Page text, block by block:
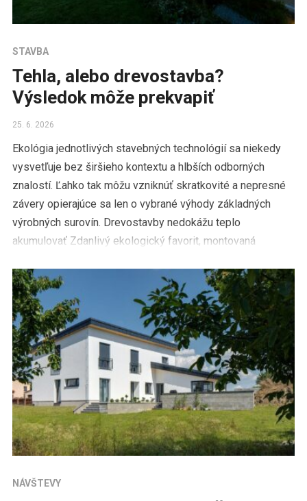
STAVBA
Tehla, alebo drevostavba?
Výsledok môže prekvapiť
25. 6. 2026
Ekológia jednotlivých stavebných technológií sa niekedy
vysvetľuje bez širšieho kontextu a hlbších odborných
znalostí. Ľahko tak môžu vzniknúť skratkovité a nepresné
závery opierajúce sa len o vybrané výhody základných
výrobných surovín. Drevostavby nedokážu teplo
akumulovať Zdanlivý ekologický favorit, montovaná
súčasných montovaných drevostavieb ako domov na […]
NÁVŠTEVY